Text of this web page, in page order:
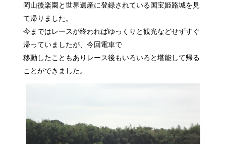
岡山後楽園と世界遺産に登録されている国宝姫路城を見
て帰りました。
今まではレースが終わればゆっくりと観光などせずすぐ
帰っていましたが、今回電車で
移動したこともありレース後もいろいろと堪能して帰る
ことができました。